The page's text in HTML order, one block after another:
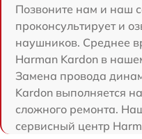
Позвоните нам и наш
проконсультирует и
наушников. Среднее
Harman Kardon в
Замена провода
Kardon выполняется
сложного ремонта.
сервисный центр